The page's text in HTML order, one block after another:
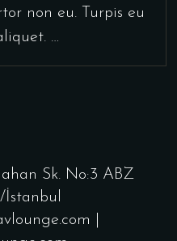
non eu. Turpis eu
…
Sk. No:3 ABZ
İstanbul
|